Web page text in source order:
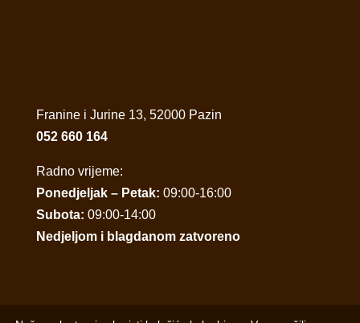
Franine i Jurine 13, 52000 Pazin
052 660 164
Radno vrijeme:
Ponedjeljak – Petak: 09:00-16:00
Subota: 09:00-14:00
Nedjeljom i blagdanom zatvoreno